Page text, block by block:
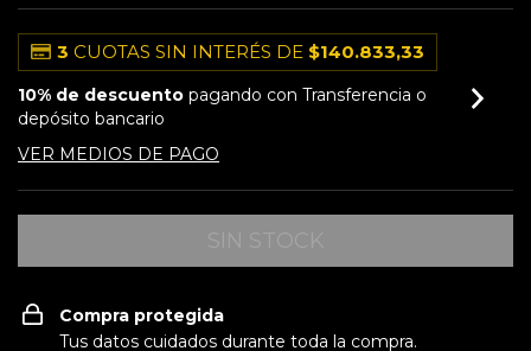
3 CUOTAS SIN INTERÉS DE $140.833,33
10% de descuento pagando con Transferencia o
depósito bancario
VER MEDIOS DE PAGO
Compra protegida
Tus datos cuidados durante toda la compra.